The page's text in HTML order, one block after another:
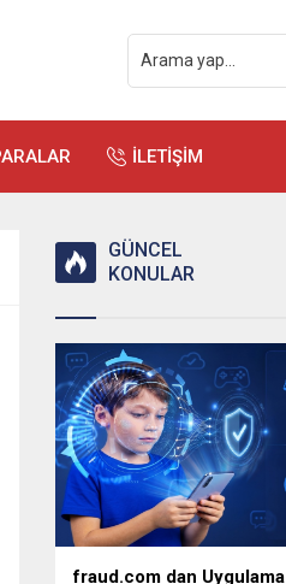
İLETİŞİM
GÜNCEL
KONULAR
fraud.com dan Uygulama